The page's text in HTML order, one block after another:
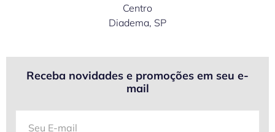
Centro
Diadema, SP
Receba novidades e promoções em seu e-
mail